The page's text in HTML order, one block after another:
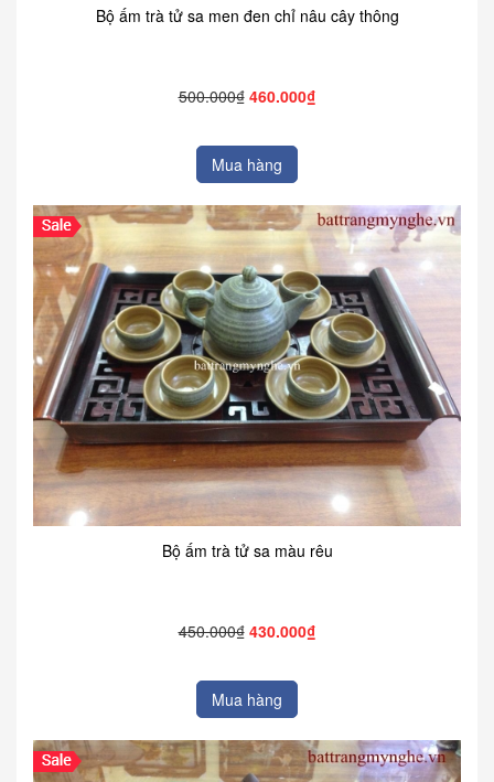
Bộ ấm trà tử sa men đen chỉ nâu cây thông
500.000₫ 460.000₫
Mua hàng
Bộ ấm trà tử sa màu rêu
450.000₫ 430.000₫
Mua hàng